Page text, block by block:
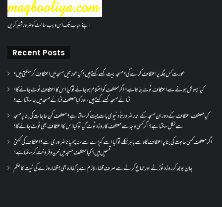
اپنے احباب تک اس ویب سائٹ کو ضرور شئیر کریں
Recent Posts
عورت کس جگہ پر اعتکاف کرے گی؟مسجد بیت کسے کہتے ہیں؟کیا عورتیں مسجد میں اعتکاف کر سکتی ہیں؟
کیا بیہوش ہونے سے اعتکاف ٹوٹ جاتا ہے؟ اگر معتکف کو احتلام ہو جائے تو کیا اس کا اعتکاف ٹوٹ جائے گا؟
فنائے مسجد کسے کہتے ہیں ، اور کیا معتکف فنائے مسجد میں جا سکتا ہے؟
کیا معتکف اعتکاف کے دوران مسجد کے اندر ضرورتاً دنیوی بات چیت کر سکتا ہے؟معتکف کن حاجات کی بنا پر مسجد
سے نکل سکتا ہے؟ اگر کسی وجہ سے معتکف کا روزہ ٹوٹ گیا تو کیا اس کا اعتکاف بھی ٹوٹ جائے گا؟
اگر معتکف کسی حاجت کی بنا پر اعتکاف گاہ سے باہر نکلے تو کیا اسے کپڑے سے منہ چھپانا ضروری ہے؟اعتکاف کی کتنی
قسمیں ہیں؟کیا معتکف مسجد میں خرید و فروخت کر سکتا ہے؟
جان بوجھ کر روزہ ٹوڑنے اور جماع کرنے سے صرف قضاء لازم ہے یا کفارہ بھی؟ قضا روزے کی نیت کا حکم